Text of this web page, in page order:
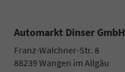
Automarkt Dinser GmbH
Franz-Walchner-Str. 8
88239 Wangen im Allgäu